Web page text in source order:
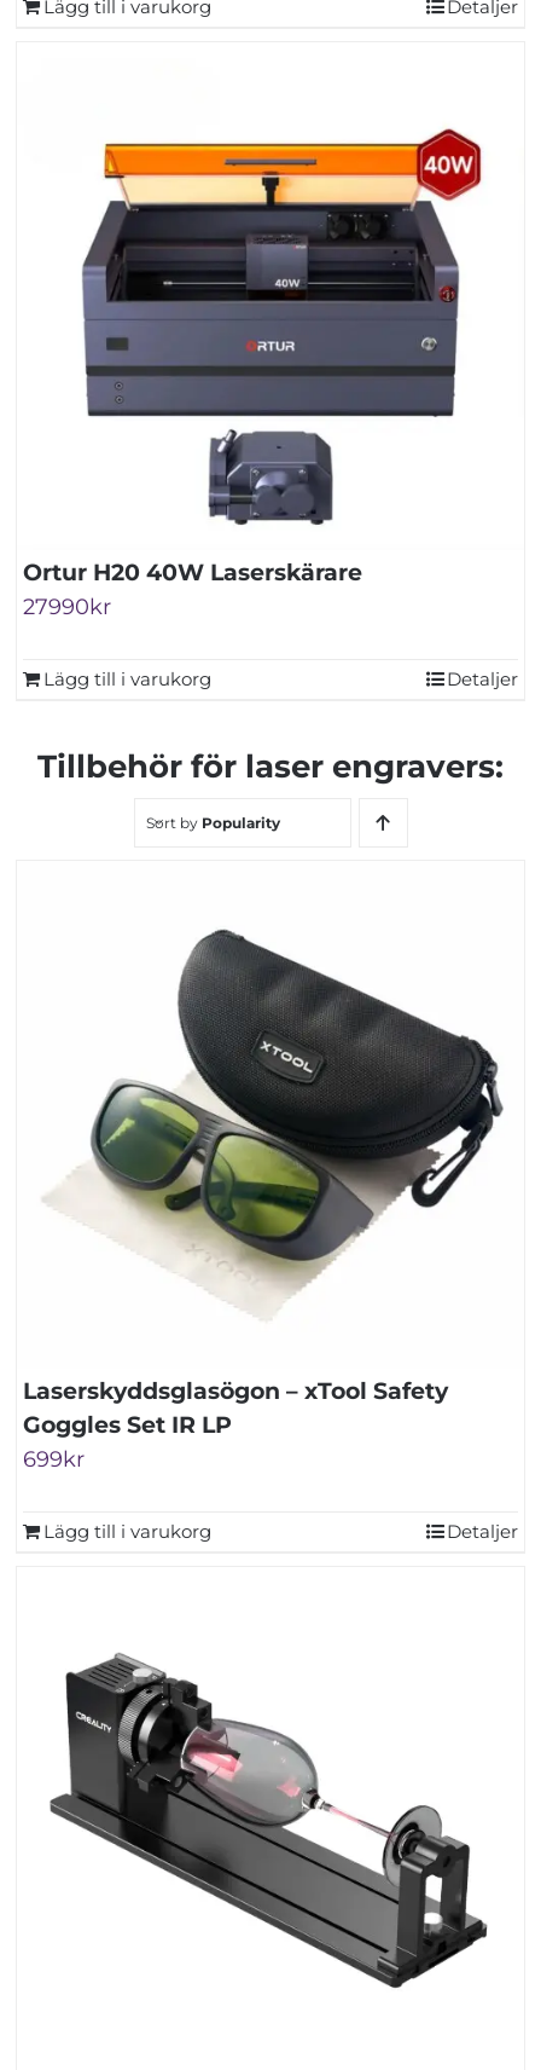
Lägg till i varukorg Detaljer
Ortur H20 40W Laserskärare
27990kr
Lägg till i varukorg Detaljer
Tillbehör för laser engravers:
Sort by Popularity
Laserskyddsglasögon – xTool Safety
Goggles Set IR LP
699kr
Lägg till i varukorg Detaljer